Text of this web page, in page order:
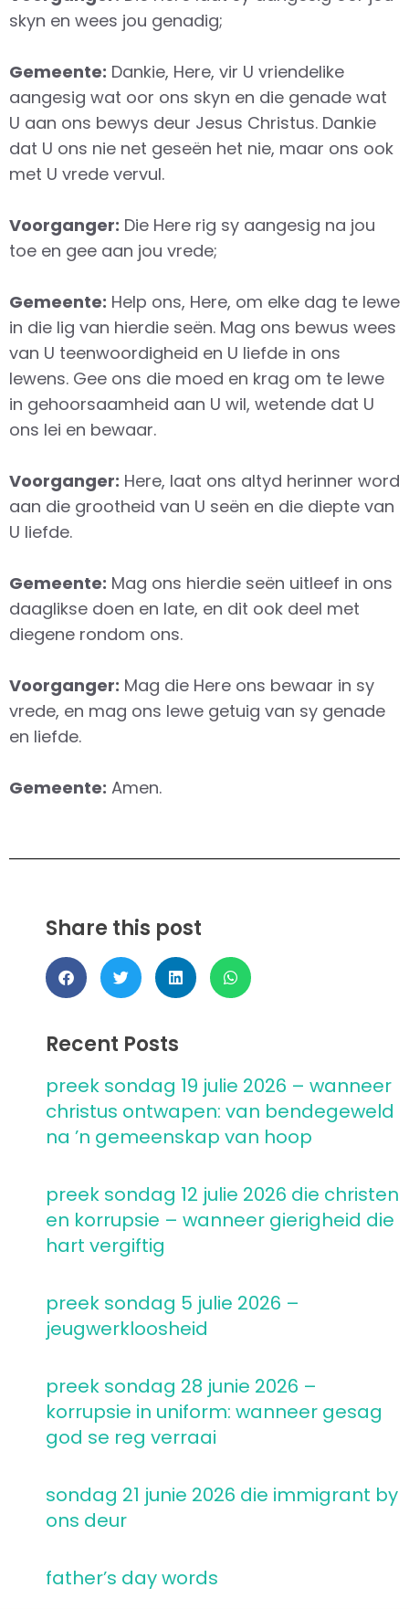
skyn en wees jou genadig;
Gemeente: Dankie, Here, vir U vriendelike
aangesig wat oor ons skyn en die genade wat
U aan ons bewys deur Jesus Christus. Dankie
dat U ons nie net geseën het nie, maar ons ook
met U vrede vervul.
Voorganger: Die Here rig sy aangesig na jou
toe en gee aan jou vrede;
Gemeente: Help ons, Here, om elke dag te lewe
in die lig van hierdie seën. Mag ons bewus wees
van U teenwoordigheid en U liefde in ons
lewens. Gee ons die moed en krag om te lewe
in gehoorsaamheid aan U wil, wetende dat U
ons lei en bewaar.
Voorganger: Here, laat ons altyd herinner word
aan die grootheid van U seën en die diepte van
U liefde.
Gemeente: Mag ons hierdie seën uitleef in ons
daaglikse doen en late, en dit ook deel met
diegene rondom ons.
Voorganger: Mag die Here ons bewaar in sy
vrede, en mag ons lewe getuig van sy genade
en liefde.
Gemeente: Amen.
Share this post
Recent Posts
preek sondag 19 julie 2026 – wanneer
christus ontwapen: van bendegeweld
na ’n gemeenskap van hoop
preek sondag 12 julie 2026 die christen
en korrupsie – wanneer gierigheid die
hart vergiftig
preek sondag 5 julie 2026 –
jeugwerkloosheid
preek sondag 28 junie 2026 –
korrupsie in uniform: wanneer gesag
god se reg verraai
sondag 21 junie 2026 die immigrant by
ons deur
father’s day words